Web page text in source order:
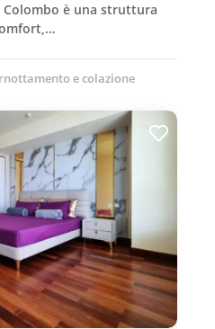
Colombo è una struttura
e colazione